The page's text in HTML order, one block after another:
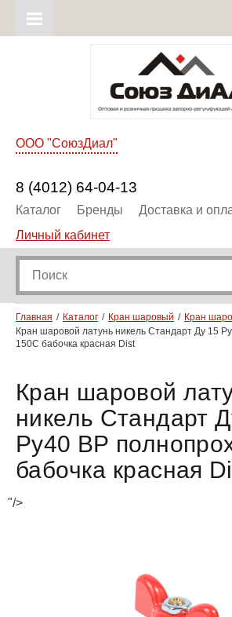
ООО "СоюзДиал"
8 (4012) 64-04-13
Каталог Бренды Доставка и
Личный кабинет
Главная Каталог Кран шаровый
Кран
Кран шаровой латунь никель Стандарт Ду 15
150C бабочка красная Dist
Кран шаровой
никель Стандарт
Ру40 ВР
бабочка красная
"/>